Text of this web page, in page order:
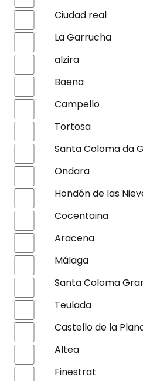
Ciudad real
La Garrucha
alzira
Baena
Campello
Tortosa
Santa Coloma da
Ondara
Hondón de las
Cocentaina
Aracena
Málaga
Santa Coloma
Teulada
Castello de la
Altea
Finestrat